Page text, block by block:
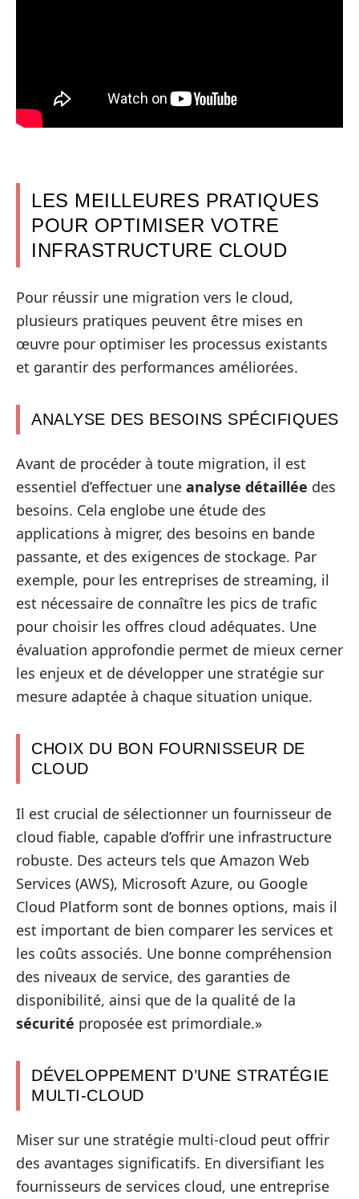
LES MEILLEURES PRATIQUES
POUR OPTIMISER VOTRE
INFRASTRUCTURE CLOUD
Pour réussir une migration vers le cloud,
plusieurs pratiques peuvent être mises en
œuvre pour optimiser les processus existants
et garantir des performances améliorées.
ANALYSE DES BESOINS SPÉCIFIQUES
Avant de procéder à toute migration, il est
essentiel d’effectuer une analyse détaillée des
besoins. Cela englobe une étude des
applications à migrer, des besoins en bande
passante, et des exigences de stockage. Par
exemple, pour les entreprises de streaming, il
est nécessaire de connaître les pics de trafic
pour choisir les offres cloud adéquates. Une
évaluation approfondie permet de mieux cerner
les enjeux et de développer une stratégie sur
mesure adaptée à chaque situation unique.
CHOIX DU BON FOURNISSEUR DE
CLOUD
Il est crucial de sélectionner un fournisseur de
cloud fiable, capable d’offrir une infrastructure
robuste. Des acteurs tels que Amazon Web
Services (AWS), Microsoft Azure, ou Google
Cloud Platform sont de bonnes options, mais il
est important de bien comparer les services et
les coûts associés. Une bonne compréhension
des niveaux de service, des garanties de
disponibilité, ainsi que de la qualité de la
sécurité proposée est primordiale.»
DÉVELOPPEMENT D’UNE STRATÉGIE
MULTI-CLOUD
Miser sur une stratégie multi-cloud peut offrir
des avantages significatifs. En diversifiant les
fournisseurs de services cloud, une entreprise